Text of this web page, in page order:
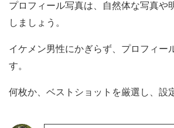
プロフィール写真は、自然体な写真や
しましょう。
イケメン男性にかぎらず、プロフィー
す。
何枚か、ベストショットを厳選し、設